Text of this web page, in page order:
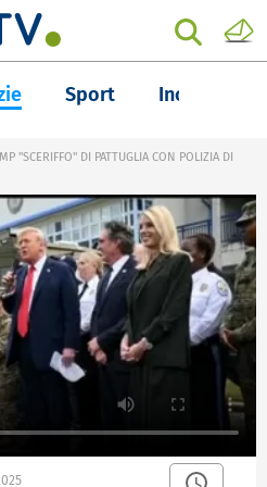
Sport Inchieste
"SCERIFFO" DI PATTUGLIA CON POLIZIA DI